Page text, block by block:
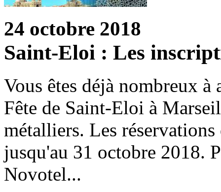
24 octobre 2018
Saint-Eloi : Les
Vous êtes déjà nombreux
Fête de Saint-Eloi à
métalliers. Les
jusqu'au 31 octobre 2018.
Novotel...